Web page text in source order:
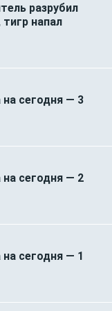
разрубил
напал
на сегодня — 3
на сегодня — 2
на сегодня — 1